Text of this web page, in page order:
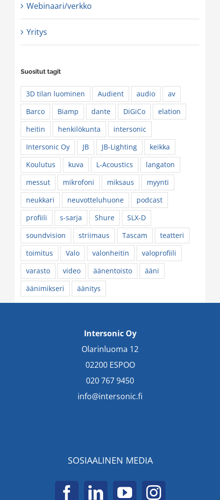
Webinaari/verkko
Yritys
Suositut tagit
3D tilan luominen Audient audio
av
Barco
Biamp dante DiGiCo
elation
heitin
henkilökunta
intersonic
Intersonic Oy
JB JB-Lighting
keikka
Koulutus
kuva L-Acoustics
langaton
messut
mikrofoni miksaus
myynti
neukkari
neuvotteluhuone
podcast
profiili
s-sarja Shure
SLX-D
soundvision
striimaus Tascam
teatteri
toimitus
Valo valonheitin
valoprofiili
varasto
video äänentoisto
ääni
äänimikseri
äänitys
Intersonic Oy
Olarinluoma 12
02200 ESPOO
020 767 9450
info@intersonic.fi
SOSIAALINEN MEDIA